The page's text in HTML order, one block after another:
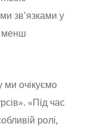
зв'язками у
менш
ми очікуємо
«Під час
ролі,